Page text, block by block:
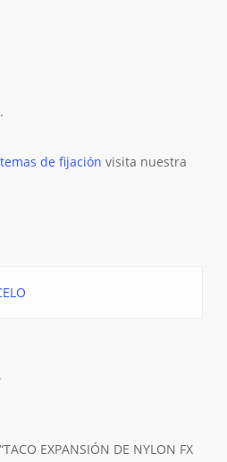
de fijación visita nuestra
EXPANSIÓN DE NYLON FX